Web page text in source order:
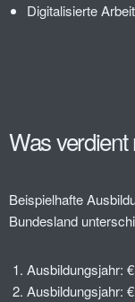
Digitalisierte
Was
Beispielhafte
Bundesland
Ausbildungsjahr:
Ausbildungsjahr: